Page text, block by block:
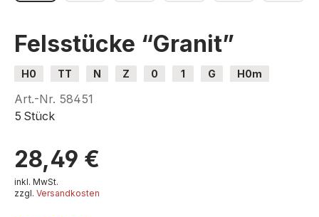
Felsstücke “Granit”
H0 TT N Z 0 1 G
H0m
H0e
Art.-Nr. 58451
5 Stück
28,49 €
inkl. MwSt.
zzgl. Versandkosten